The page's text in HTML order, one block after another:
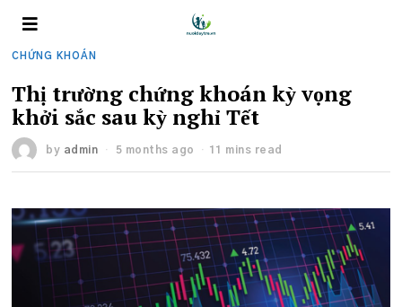
CHỨNG KHOÁN
Thị trường chứng khoán kỳ vọng
khởi sắc sau kỳ nghỉ Tết
by admin 5 months ago 11 mins read